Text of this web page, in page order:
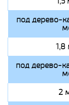
под дерево-
1,8
под дерево-
2